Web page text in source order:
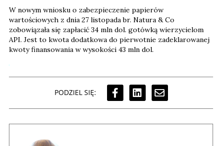
W nowym wniosku o zabezpieczenie papierów
wartościowych z dnia 27 listopada br. Natura & Co
zobowiązała się zapłacić 34 mln dol. gotówką wierzycielom
API. Jest to kwota dodatkowa do pierwotnie zadeklarowanej
kwoty finansowania w wysokości 43 mln dol.
PODZIEL SIĘ: